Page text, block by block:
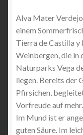
Alva Mater
einem
Tierra de Castilla y
Weinbergen, die in
Naturparks Vega
liegen. Bereits der
Pfirsichen,
Vorfreude auf mehr.
Im Mund ist er
guten Säure. Im